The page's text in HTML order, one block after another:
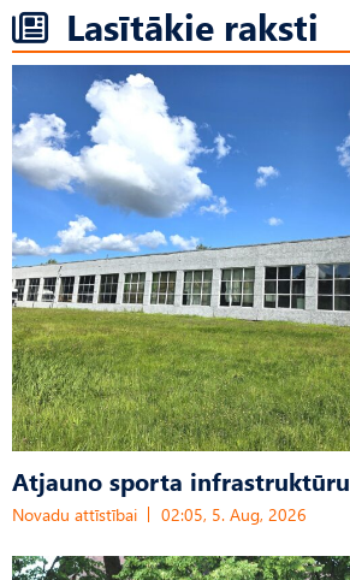
Lasītākie raksti
Atjauno sporta infrastruktūru
Novadu attīstībai 02:05, 5. Aug, 2026